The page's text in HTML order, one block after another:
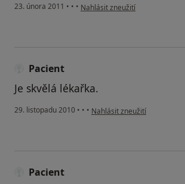
23. února 2011 • • • podle názoru uživatele Pacient
Nahlásit zneužití
Pacient
Je skvělá lékařka.
29. listopadu 2010 • • • podle názoru uživatele
Nahlásit zneužití
Pacient